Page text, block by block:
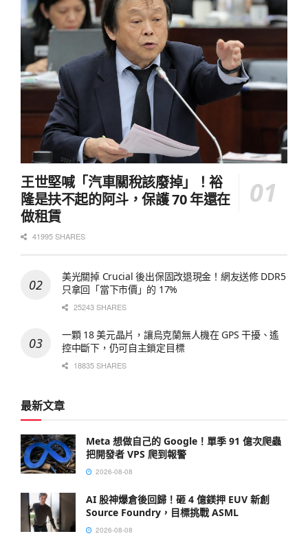
王世堅喊「汽車關稅該廢掉」！裕
隆是扶不起的阿斗，保護 70 年還在
做租賃
41995 SHARES
美光關掉 Crucial 後出保固改退現金！網友送修 DDR5
只拿回「當下市價」的 17%
25243 SHARES
一顆 18 美元晶片，讓烏克蘭無人機在 GPS 干擾、遙
控中斷下，仍可自主鎖定目標
18835 SHARES
最新文章
Meta 想做自己的 Google！單季 91 億次爬蟲
把開發者 VPS 爬到報警
2026-08-08
AI 股神爆倉後回歸！砸 4 億鎂押 EUV 新創
Source Foundry，目標挑戰 ASML
2026-08-08